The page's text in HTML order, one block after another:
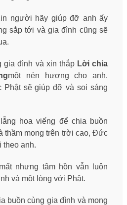
người hãy giúp đỡ anh ấy
sắp tới và gia đình cũng sẽ
gia đình và xin thắp Lời chia
một nén hương cho anh.
Phật sẽ giúp đỡ và soi sáng
hoa viếng để chia buồn
thầm mong trên trời cao, Đức
theo anh.
nhưng tâm hồn vẫn luôn
và một lòng với Phật.
buồn cùng gia đình và mong